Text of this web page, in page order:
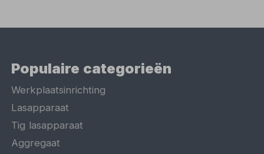
Populaire categorieën
Werkplaatsinrichting
Lasapparaat
Tig lasapparaat
Aggregaat